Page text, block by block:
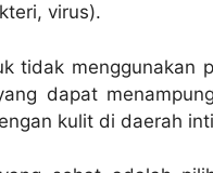
virus).
tidak menggunakan
dapat
kulit di daerah